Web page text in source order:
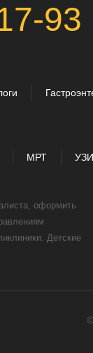
93
МРТ УЗИ
оформить
Детские